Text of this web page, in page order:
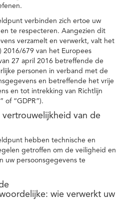
verbinden zich ertoe uw
te respecteren. Aangezien dit
verzamelt en verwerkt, valt het
2016/679 van het Europees
27 april 2016 betreffende de
personen in verband met de
en betreffende het vrije
en tot intrekking van Richtlijn
of “GDPR”).
van de
hebben technische en
getroffen om de veiligheid en
uw persoonsgegevens te
wie verwerkt uw